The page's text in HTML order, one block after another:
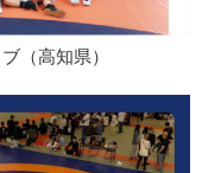
（高知県）